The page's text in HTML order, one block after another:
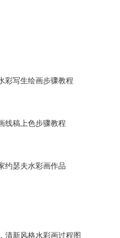
彩写生绘画步骤教程
线稿上色步骤教程
约瑟夫水彩画作品
清新风格水彩画过程图